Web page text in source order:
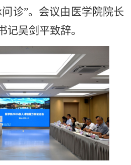
诊”。会议由医学院院长
记吴剑平致辞。